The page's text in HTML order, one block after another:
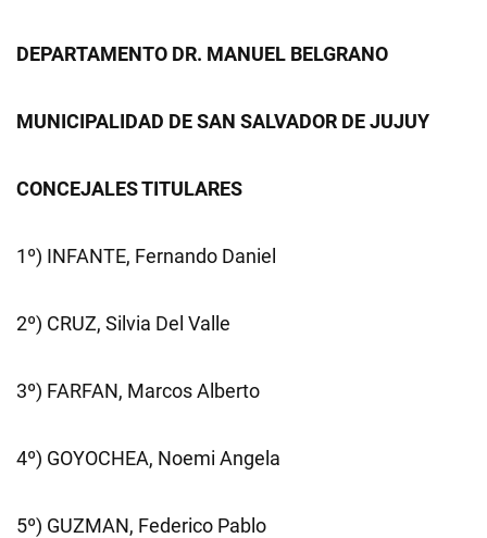
DEPARTAMENTO DR. MANUEL BELGRANO
MUNICIPALIDAD DE SAN SALVADOR DE JUJUY
CONCEJALES TITULARES
1º) INFANTE, Fernando Daniel
2º) CRUZ, Silvia Del Valle
3º) FARFAN, Marcos Alberto
4º) GOYOCHEA, Noemi Angela
5º) GUZMAN, Federico Pablo